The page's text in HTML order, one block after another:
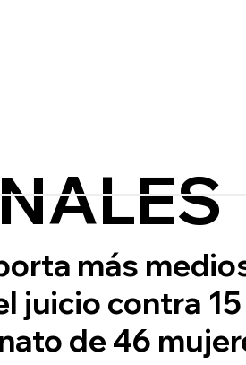
más
juicio contra
de 46